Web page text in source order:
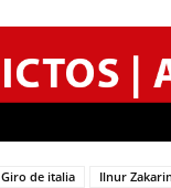
Giro de italia Ilnur